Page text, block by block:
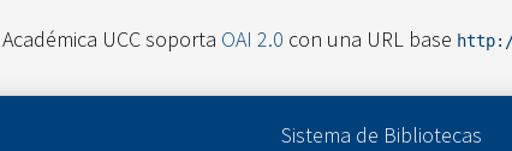
UCC soporta OAI 2.0 con una URL base
Sistema de Bibliotecas